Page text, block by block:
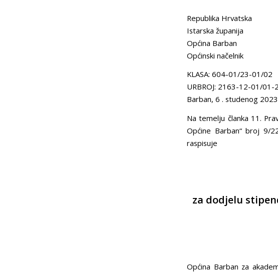
Republika Hrvatska
Istarska županija
Općina Barban
Općinski načelnik
KLASA: 604-01/23-01/02
URBROJ: 2163-12-01/01-
Barban, 6 . studenog
Na temelju članka 11.
Općine Barban“ broj 9/
raspisuje
za dodjelu
Općina Barban za